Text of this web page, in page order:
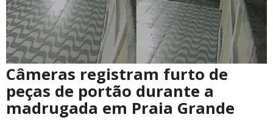
Câmeras registram furto de
peças de portão durante a
madrugada em Praia Grande